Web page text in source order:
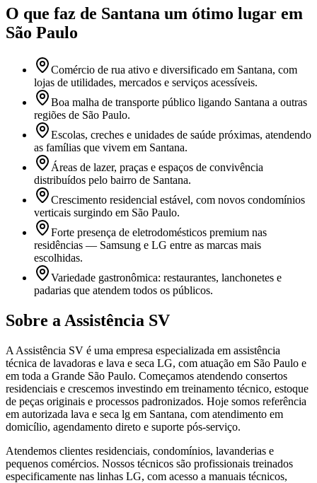
O que faz de Santana um ótimo lugar em
São Paulo
Comércio de rua ativo e diversificado em Santana, com
lojas de utilidades, mercados e serviços acessíveis.
Boa malha de transporte público ligando Santana a outras
regiões de São Paulo.
Escolas, creches e unidades de saúde próximas, atendendo
as famílias que vivem em Santana.
Áreas de lazer, praças e espaços de convivência
distribuídos pelo bairro de Santana.
Crescimento residencial estável, com novos condomínios
verticais surgindo em São Paulo.
Forte presença de eletrodomésticos premium nas
residências — Samsung e LG entre as marcas mais
escolhidas.
Variedade gastronômica: restaurantes, lanchonetes e
padarias que atendem todos os públicos.
Sobre a Assistência SV
A Assistência SV é uma empresa especializada em assistência
técnica de lavadoras e lava e seca LG, com atuação em São Paulo e
em toda a Grande São Paulo. Começamos atendendo consertos
residenciais e crescemos investindo em treinamento técnico, estoque
de peças originais e processos padronizados. Hoje somos referência
em autorizada lava e seca lg em Santana, com atendimento em
domicílio, agendamento direto e suporte pós-serviço.
Atendemos clientes residenciais, condomínios, lavanderias e
pequenos comércios. Nossos técnicos são profissionais treinados
especificamente nas linhas LG, com acesso a manuais técnicos,